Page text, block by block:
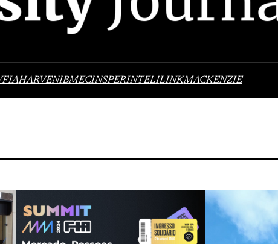
FIAHARVENIBMECINSPERINTELILINKMACKENZIE